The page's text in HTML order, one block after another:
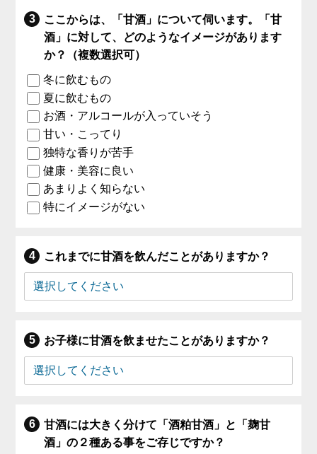
ここからは、「甘酒」について伺います。「甘
酒」に対して、どのようなイメージがあります
か？（複数選択可）
冬に飲むもの
夏に飲むもの
お酒・アルコールが入っていそう
甘い・こってり
独特な香りが苦手
健康・美容に良い
あまりよく知らない
特にイメージがない
これまでに甘酒を飲んだことがありますか？
お子様に甘酒を飲ませたことがありますか？
甘酒には大きく分けて「酒粕甘酒」と「麹甘
酒」の２種ある事をご存じですか？